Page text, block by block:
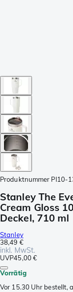
Produktnummer PI10-
Stanley The
Cream Gloss
Deckel, 710 ml
Stanley
38,49 €
inkl. MwSt.
UVP45,00 €
Vorrätig
Vor 15.30 Uhr bestellt,